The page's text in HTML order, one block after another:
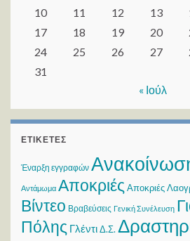
10
11 12 13
17
18 19 20
24
25 26 27
31
« Ιούλ
ΕΤΙΚΈΤΕΣ
Έναρξη εγγραφών
Αντάμωμα Αποκριές Αποκριές
Βίντεο Βραβεύσεις Γενική Συνέλευση
Πόλης ΓλέντιΔ.Σ.